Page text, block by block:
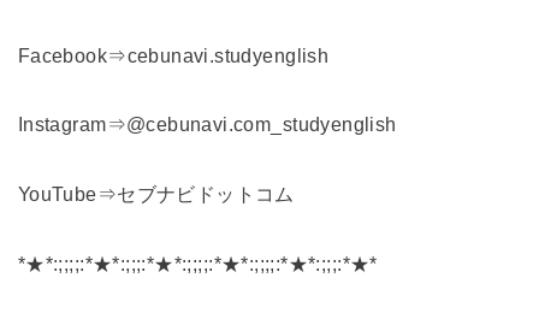
Facebook⇒cebunavi.studyenglish
Instagram⇒@cebunavi.com_studyenglish
YouTube⇒セブナビドットコム
*★*:;;;;:*★*:;;;:*★*:;;;;:*★*:;;;;:*★*:;;;:*★*